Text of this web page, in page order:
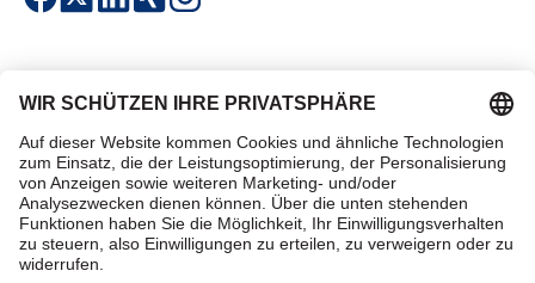
Einfach & sicher bezahlen